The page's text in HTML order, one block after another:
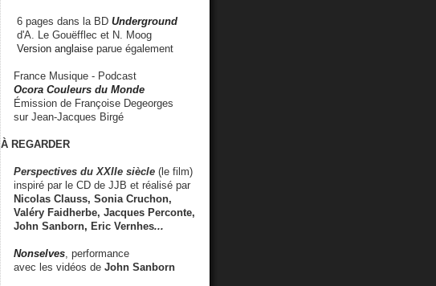
6 pages dans la BD Underground
d'A. Le Gouëfflec et N. Moog
Version anglaise parue également
France Musique - Podcast
Ocora Couleurs du Monde
Émission de Françoise Degeorges
sur Jean-Jacques Birgé
À REGARDER
Perspectives du XXIIe siècle (le film)
inspiré par le CD de JJB et réalisé par
Nicolas Clauss, Sonia Cruchon,
Valéry Faidherbe, Jacques Perconte,
John Sanborn, Eric Vernhes...
Nonselves , performance
avec les vidéos de John Sanborn